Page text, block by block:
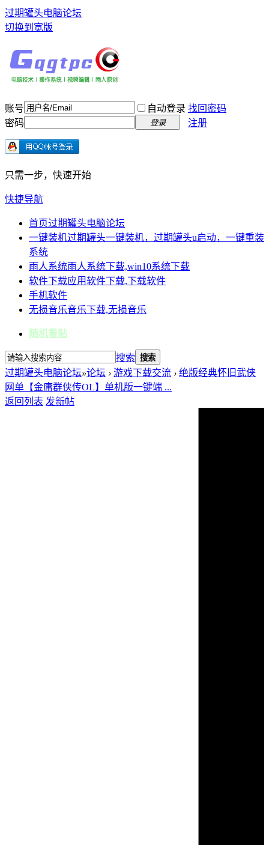
过期罐头电脑论坛
切换到宽版
账号 自动登录 找回密码
密码
登录 注册
只需一步，快速开始
快捷导航
首页过期罐头电脑论坛
一键装机过期罐头一键装机，过期罐头u启动，一键重装
系统
雨人系统雨人系统下载,win10系统下载
软件下载应用软件下载,下载软件
手机软件
无损音乐音乐下载,无损音乐
随机看贴
搜索 搜索
过期罐头电脑论坛»论坛 › 游戏下载交流 › 绝版经典怀旧武侠
网单【金庸群侠传OL】单机版一键端 ...
返回列表 发新帖